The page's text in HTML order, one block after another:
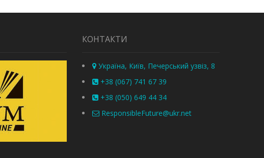
КОНТАКТИ
Україна, Київ, Печерський узвіз, 8
+38 (067) 741 67 39
+38 (050) 649 44 34
ResponsibleFuture@ukr.net